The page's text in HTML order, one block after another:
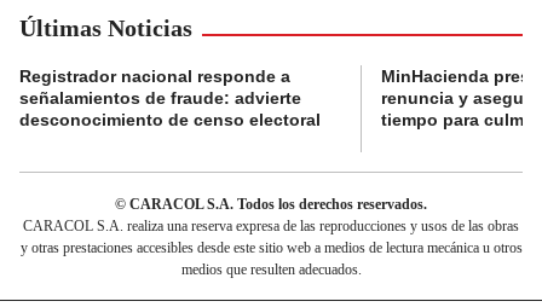
Últimas Noticias
Registrador nacional responde a
señalamientos de fraude: advierte
desconocimiento de censo electoral
MinHacienda
renuncia y
tiempo para
© CARACOL S.A. Todos los derechos reservados.
CARACOL S.A. realiza una reserva expresa de las reproducciones y usos de las obras
y otras prestaciones accesibles desde este sitio web a medios de lectura mecánica u otros
medios que resulten adecuados.